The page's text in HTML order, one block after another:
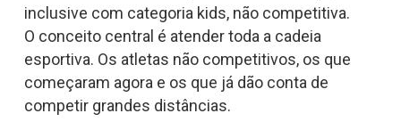
inclusive com categoria kids, não competitiva.
O conceito central é atender toda a cadeia
esportiva. Os atletas não competitivos, os que
começaram agora e os que já dão conta de
competir grandes distâncias.